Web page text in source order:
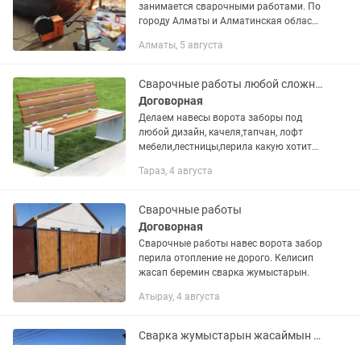
занимается сварочными работами. По
городу Алматы и Алматинская область
тг Курилка - 100,000 тг. Также работаем
Алматы, 5 августа
Сварочные работы любой сложности
Договорная
Делаем навесы ворота заборы под
любой дизайн, качеля,тапчан, лофт
мебели,лестницы,перила какую хотите
качественно и окуратно и дёшево
Тараз, 4 августа
Сварочные работы
Договорная
Сварочные работы навес ворота забор
перила отопление не дорого. Келисип
жасап беремин сварка жумыстарын.
Атырау, 4 августа
Сварка жумыстарын жасаймын роликовый ворота навес перила козырки отопление